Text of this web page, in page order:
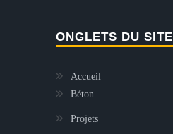
ONGLETS DU SITE
Accueil
Béton
Projets